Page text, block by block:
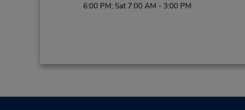
6:00 PM; Sat 7:00 AM - 3:00 PM